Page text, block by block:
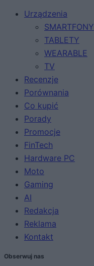
Urządzenia
SMARTFONY
TABLETY
WEARABLE
TV
Recenzje
Porównania
Co kupić
Porady
Promocje
FinTech
Hardware PC
Moto
Gaming
AI
Redakcja
Reklama
Kontakt
Obserwuj nas